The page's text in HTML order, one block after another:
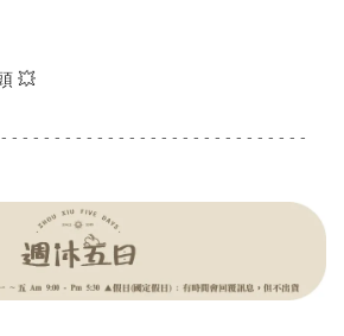
💥
- - - - - - - - - - - - - - - - - - - - - - - - - - - -